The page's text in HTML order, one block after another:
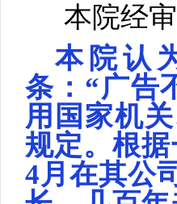
本院经
本院认
条： “广告
用国家机
规定。根
4月在其公